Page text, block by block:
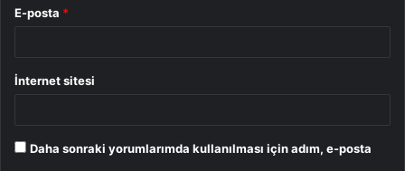
E-posta *
İnternet sitesi
Daha sonraki yorumlarımda kullanılması için adım, e-posta